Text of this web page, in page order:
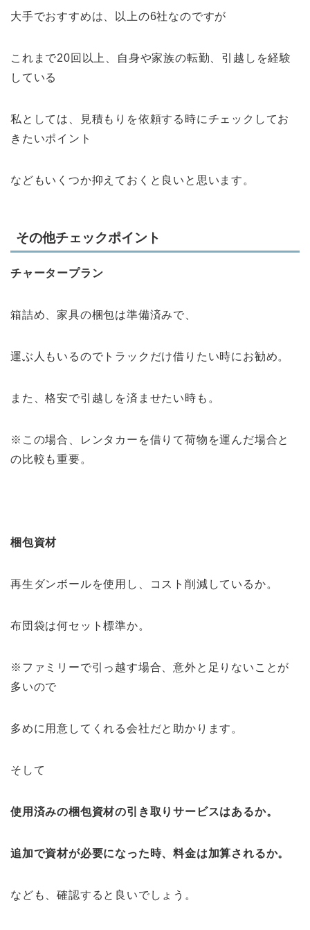
大手でおすすめは、以上の6社なのですが
これまで20回以上、自身や家族の転勤、引越しを経験
している
私としては、見積もりを依頼する時にチェックしてお
きたいポイント
などもいくつか抑えておくと良いと思います。
その他チェックポイント
チャータープラン
箱詰め、家具の梱包は準備済みで、
運ぶ人もいるのでトラックだけ借りたい時にお勧め。
また、格安で引越しを済ませたい時も。
※この場合、レンタカーを借りて荷物を運んだ場合と
の比較も重要。
梱包資材
再生ダンボールを使用し、コスト削減しているか。
布団袋は何セット標準か。
※ファミリーで引っ越す場合、意外と足りないことが
多いので
多めに用意してくれる会社だと助かります。
そして
使用済みの梱包資材の引き取りサービスはあるか。
追加で資材が必要になった時、料金は加算されるか。
なども、確認すると良いでしょう。